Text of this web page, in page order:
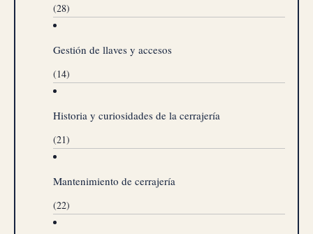
(28)
Gestión de llaves y accesos
(14)
Historia y curiosidades de la cerrajería
(21)
Mantenimiento de cerrajería
(22)